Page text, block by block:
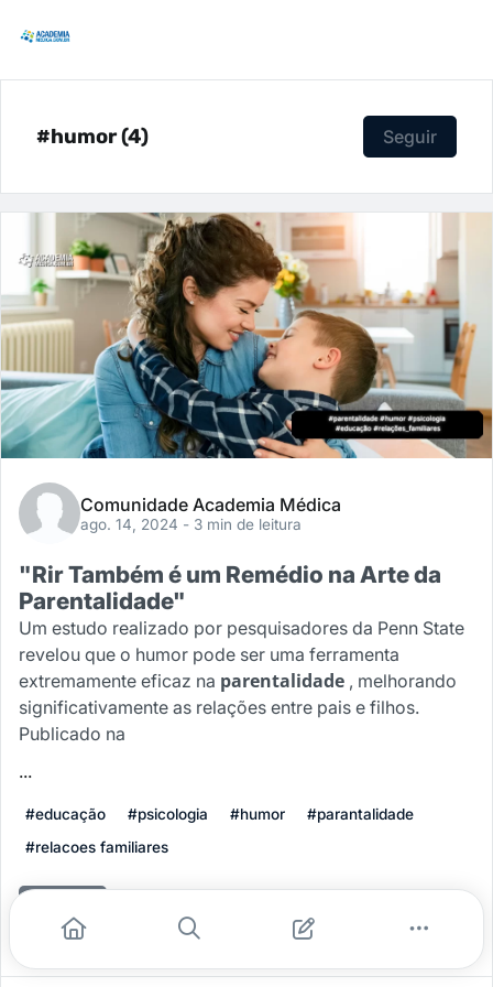
#humor (4) Seguir
Comunidade Academia Médica
ago. 14, 2024 - 3 min de leitura
"Rir Também é um Remédio na Arte da
Parentalidade"
Um estudo realizado por pesquisadores da Penn State
revelou que o humor pode ser uma ferramenta
extremamente eficaz na parentalidade , melhorando
significativamente as relações entre pais e filhos.
Publicado na
...
#educação #psicologia #humor
#parantalidade
#relacoes familiares
Leia mais